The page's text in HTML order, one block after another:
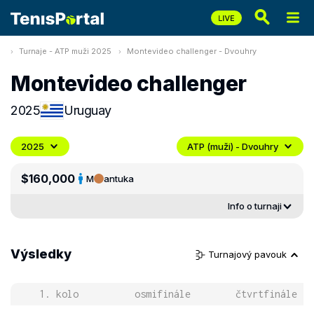
Turnaje - ATP muži 2025 Montevideo challenger - Dvouhry
Montevideo challenger
2025 Uruguay
2025 ATP (muži) - Dvouhry
$160,000 M antuka
Info o turnaji
Výsledky Turnajový pavouk
1. kolo osmifinále čtvrtfinále